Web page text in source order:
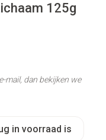
125g
in voorraad is
mail, dan bekijken we